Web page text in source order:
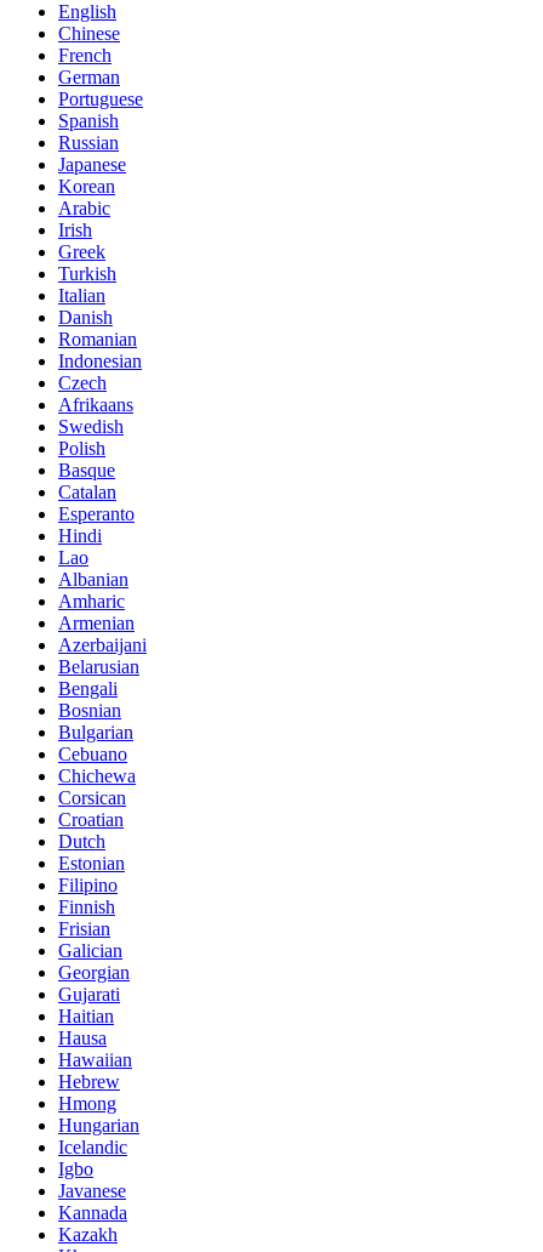
English
Chinese
French
German
Portuguese
Spanish
Russian
Japanese
Korean
Arabic
Irish
Greek
Turkish
Italian
Danish
Romanian
Indonesian
Czech
Afrikaans
Swedish
Polish
Basque
Catalan
Esperanto
Hindi
Lao
Albanian
Amharic
Armenian
Azerbaijani
Belarusian
Bengali
Bosnian
Bulgarian
Cebuano
Chichewa
Corsican
Croatian
Dutch
Estonian
Filipino
Finnish
Frisian
Galician
Georgian
Gujarati
Haitian
Hausa
Hawaiian
Hebrew
Hmong
Hungarian
Icelandic
Igbo
Javanese
Kannada
Kazakh